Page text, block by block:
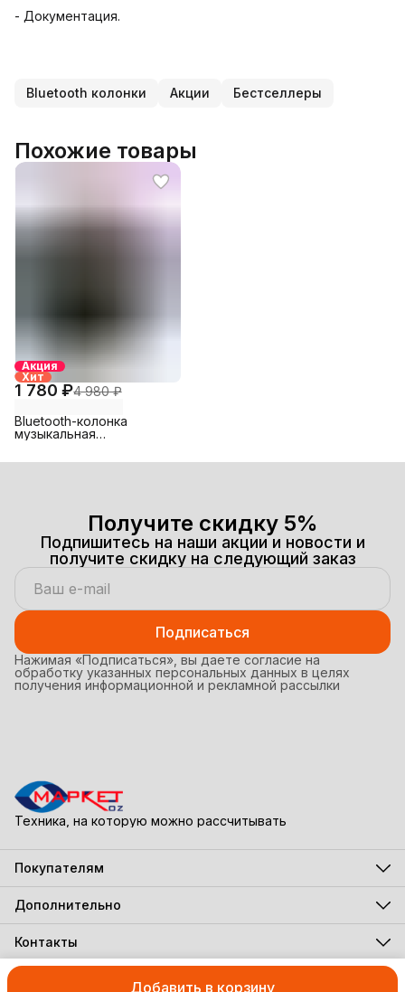
Добавить в корзину
- Документация.
Bluetooth колонки Акции Бестселлеры
Похожие товары
Акция
Хит
1 780 ₽4 980 ₽
Bluetooth-колонка
музыкальная
Получите скидку 5%
Подпишитесь на наши акции и новости и
получите скидку на следующий заказ
Подписаться
Нажимая «Подписаться», вы даете согласие на
обработку указанных персональных данных в целях
получения информационной и рекламной рассылки
Техника, на которую можно рассчитывать
Покупателям
Акции
Бестселлеры
Новинки
Дополнительно
Все новости
Программа лояльности
Контакты
Адрес
© Маркет-OZ 2026ОплатаДоставкаПравила возврата